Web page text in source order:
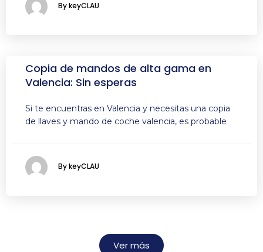
By keyCLAU
Copia de mandos de alta gama en
Valencia: Sin esperas
Si te encuentras en Valencia y necesitas una copia
de llaves y mando de coche valencia, es probable
By keyCLAU
Ver más